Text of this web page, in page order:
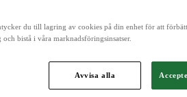
aktör inom lantbruk, maskin,
du till lagring av cookies på din enhet för att
bistå i våra marknadsföringsinsatser.
Avvisa alla